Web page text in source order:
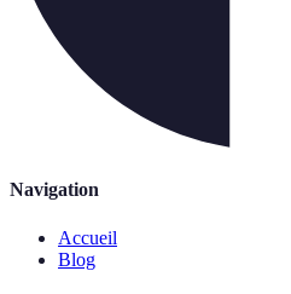
Navigation
Accueil
Blog